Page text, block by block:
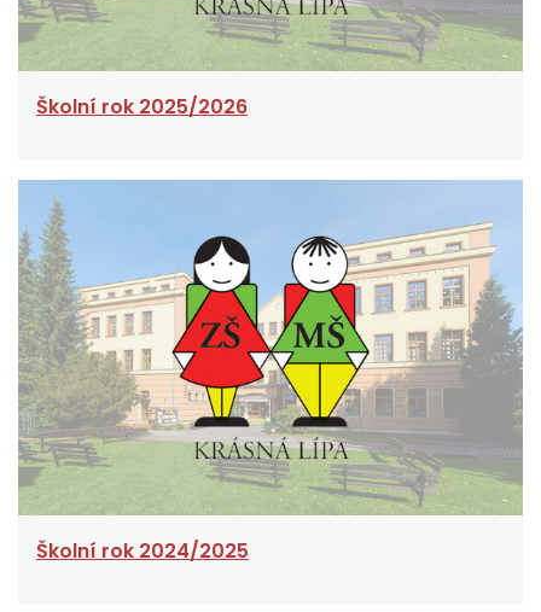
Školní rok 2025/2026
Školní rok 2024/2025